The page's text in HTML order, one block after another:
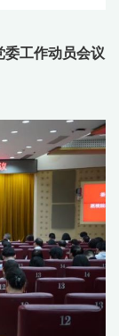
委工作动员会议